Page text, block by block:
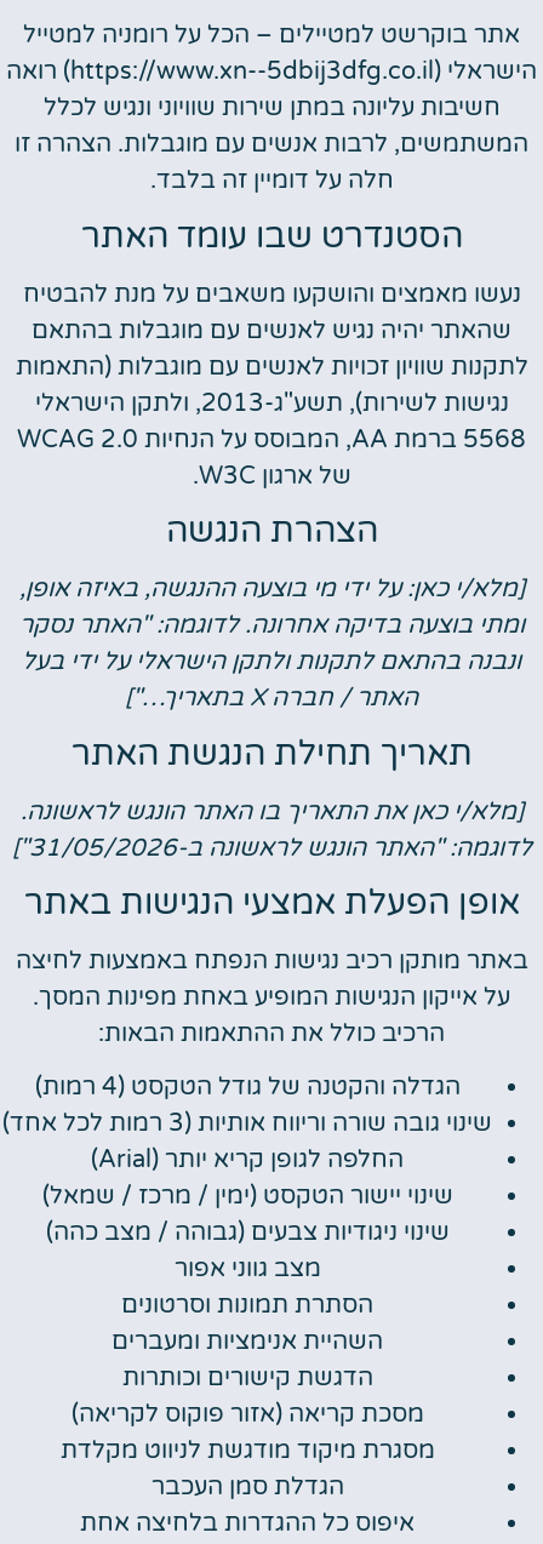
אתר בוקרשט למטיילים – הכל על רומניה למטייל
הישראלי (https://www.xn--5dbij3dfg.co.il) רואה
חשיבות עליונה במתן שירות שוויוני ונגיש לכלל
המשתמשים, לרבות אנשים עם מוגבלות. הצהרה זו
חלה על דומיין זה בלבד.
הסטנדרט שבו עומד האתר
נעשו מאמצים והושקעו משאבים על מנת להבטיח
שהאתר יהיה נגיש לאנשים עם מוגבלות בהתאם
לתקנות שוויון זכויות לאנשים עם מוגבלות (התאמות
נגישות לשירות), תשע"ג-2013, ולתקן הישראלי
5568 ברמת AA, המבוסס על הנחיות WCAG 2.0
של ארגון W3C.
הצהרת הנגשה
[מלא/י כאן: על ידי מי בוצעה ההנגשה, באיזה אופן,
ומתי בוצעה בדיקה אחרונה. לדוגמה: "האתר נסקר
ונבנה בהתאם לתקנות ולתקן הישראלי על ידי בעל
האתר / חברה X בתאריך…"]
תאריך תחילת הנגשת האתר
[מלא/י כאן את התאריך בו האתר הונגש לראשונה.
לדוגמה: "האתר הונגש לראשונה ב-31/05/2026"]
אופן הפעלת אמצעי הנגישות באתר
באתר מותקן רכיב נגישות הנפתח באמצעות לחיצה
על אייקון הנגישות המופיע באחת מפינות המסך.
הרכיב כולל את ההתאמות הבאות:
הגדלה והקטנה של גודל הטקסט (4 רמות)
שינוי גובה שורה וריווח אותיות (3 רמות לכל אחד)
החלפה לגופן קריא יותר (Arial)
שינוי יישור הטקסט (ימין / מרכז / שמאל)
שינוי ניגודיות צבעים (גבוהה / מצב כהה)
מצב גווני אפור
הסתרת תמונות וסרטונים
השהיית אנימציות ומעברים
הדגשת קישורים וכותרות
מסכת קריאה (אזור פוקוס לקריאה)
מסגרת מיקוד מודגשת לניווט מקלדת
הגדלת סמן העכבר
איפוס כל ההגדרות בלחיצה אחת